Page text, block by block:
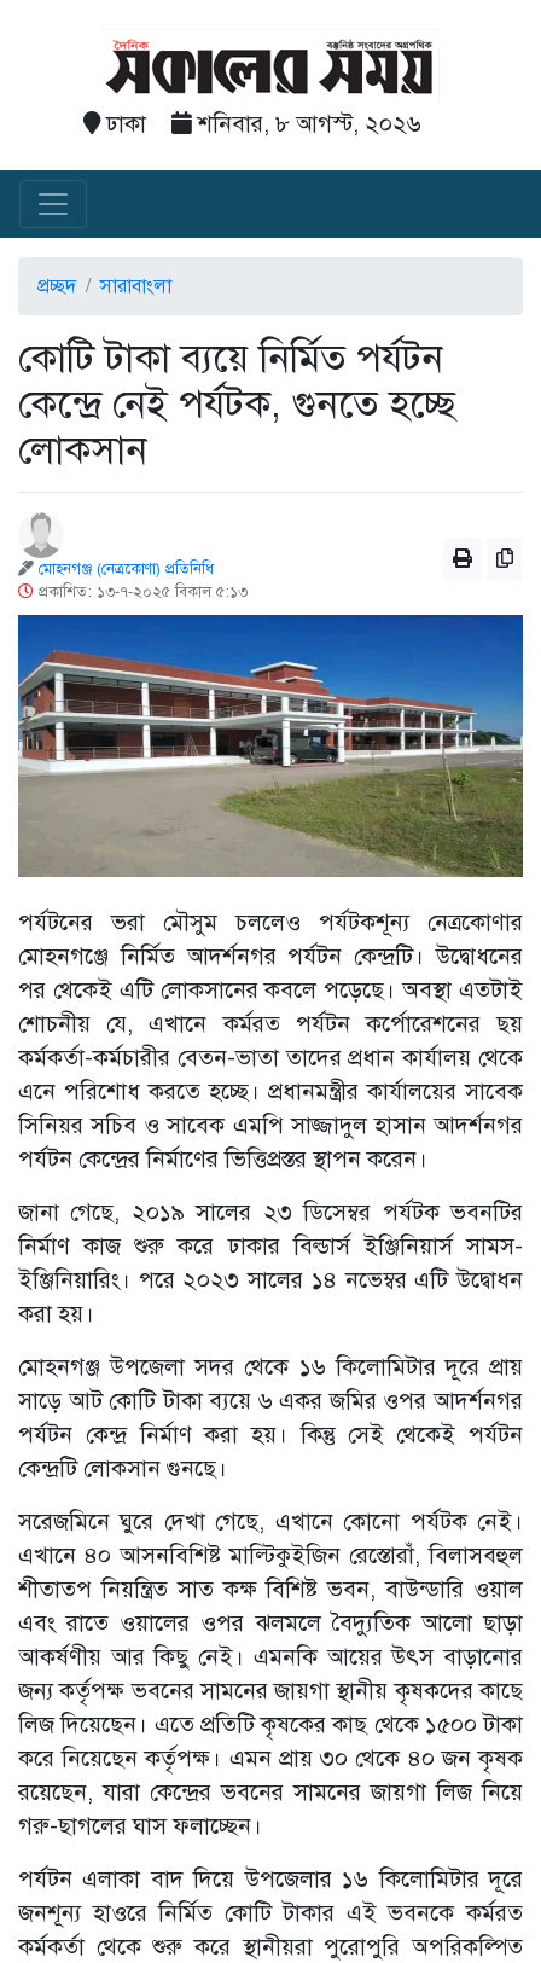
ঢাকা শনিবার, ৮ আগস্ট, ২০২৬
প্রচ্ছদ সারাবাংলা
কোটি টাকা ব্যয়ে নির্মিত পর্যটন
কেন্দ্রে নেই পর্যটক, গুনতে হচ্ছে
লোকসান
মোহনগঞ্জ (নেত্রকোণা) প্রতিনিধি
প্রকাশিত: ১৩-৭-২০২৫ বিকাল ৫:১৩
পর্যটনের ভরা মৌসুম চললেও পর্যটকশূন্য নেত্রকোণার
মোহনগঞ্জে নির্মিত আদর্শনগর পর্যটন কেন্দ্রটি। উদ্বোধনের
পর থেকেই এটি লোকসানের কবলে পড়েছে। অবস্থা এতটাই
শোচনীয় যে, এখানে কর্মরত পর্যটন কর্পোরেশনের ছয়
কর্মকর্তা-কর্মচারীর বেতন-ভাতা তাদের প্রধান কার্যালয় থেকে
এনে পরিশোধ করতে হচ্ছে। প্রধানমন্ত্রীর কার্যালয়ের সাবেক
সিনিয়র সচিব ও সাবেক এমপি সাজ্জাদুল হাসান আদর্শনগর
পর্যটন কেন্দ্রের নির্মাণের ভিত্তিপ্রস্তর স্থাপন করেন।
জানা গেছে, ২০১৯ সালের ২৩ ডিসেম্বর পর্যটক ভবনটির
নির্মাণ কাজ শুরু করে ঢাকার বিল্ডার্স ইঞ্জিনিয়ার্স সামস-
ইঞ্জিনিয়ারিং। পরে ২০২৩ সালের ১৪ নভেম্বর এটি উদ্বোধন
করা হয়।
মোহনগঞ্জ উপজেলা সদর থেকে ১৬ কিলোমিটার দূরে প্রায়
সাড়ে আট কোটি টাকা ব্যয়ে ৬ একর জমির ওপর আদর্শনগর
পর্যটন কেন্দ্র নির্মাণ করা হয়। কিন্তু সেই থেকেই পর্যটন
কেন্দ্রটি লোকসান গুনছে।
সরেজমিনে ঘুরে দেখা গেছে, এখানে কোনো পর্যটক নেই।
এখানে ৪০ আসনবিশিষ্ট মাল্টিকুইজিন রেস্তোরাঁ, বিলাসবহুল
শীতাতপ নিয়ন্ত্রিত সাত কক্ষ বিশিষ্ট ভবন, বাউন্ডারি ওয়াল
এবং রাতে ওয়ালের ওপর ঝলমলে বৈদ্যুতিক আলো ছাড়া
আকর্ষণীয় আর কিছু নেই। এমনকি আয়ের উৎস বাড়ানোর
জন্য কর্তৃপক্ষ ভবনের সামনের জায়গা স্থানীয় কৃষকদের কাছে
লিজ দিয়েছেন। এতে প্রতিটি কৃষকের কাছ থেকে ১৫০০ টাকা
করে নিয়েছেন কর্তৃপক্ষ। এমন প্রায় ৩০ থেকে ৪০ জন কৃষক
রয়েছেন, যারা কেন্দ্রের ভবনের সামনের জায়গা লিজ নিয়ে
গরু-ছাগলের ঘাস ফলাচ্ছেন।
পর্যটন এলাকা বাদ দিয়ে উপজেলার ১৬ কিলোমিটার দূরে
জনশূন্য হাওরে নির্মিত কোটি টাকার এই ভবনকে কর্মরত
কর্মকর্তা থেকে শুরু করে স্থানীয়রা পুরোপুরি অপরিকল্পিত